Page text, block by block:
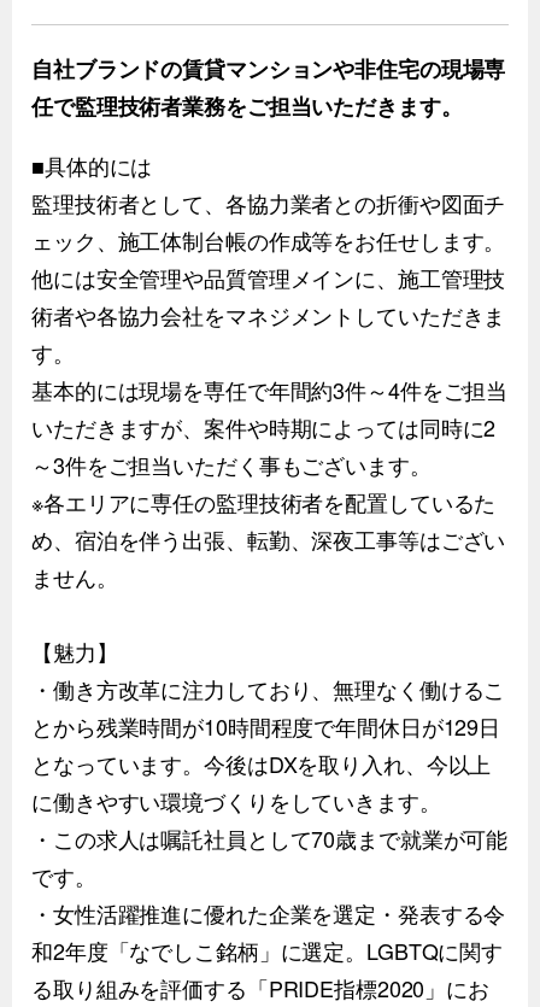
自社ブランドの賃貸マンションや非住宅の現場専
任で監理技術者業務をご担当いただきます。
■具体的には
監理技術者として、各協力業者との折衝や図面チ
ェック、施工体制台帳の作成等をお任せします。
他には安全管理や品質管理メインに、施工管理技
術者や各協力会社をマネジメントしていただきま
す。
基本的には現場を専任で年間約3件～4件をご担当
いただきますが、案件や時期によっては同時に2
～3件をご担当いただく事もございます。
※各エリアに専任の監理技術者を配置しているた
め、宿泊を伴う出張、転勤、深夜工事等はござい
ません。
【魅力】
・働き方改革に注力しており、無理なく働けるこ
とから残業時間が10時間程度で年間休日が129日
となっています。今後はDXを取り入れ、今以上
に働きやすい環境づくりをしていきます。
・この求人は嘱託社員として70歳まで就業が可能
です。
・女性活躍推進に優れた企業を選定・発表する令
和2年度「なでしこ銘柄」に選定。LGBTQに関す
る取り組みを評価する「PRIDE指標2020」にお